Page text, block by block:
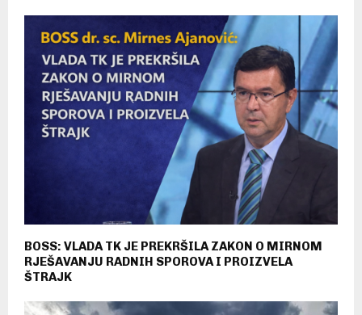
BOSS: VLADA TK JE PREKRŠILA ZAKON O MIRNOM
RJEŠAVANJU RADNIH SPOROVA I PROIZVELA
ŠTRAJK